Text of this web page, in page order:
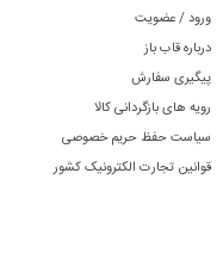
ورود / عضویت
درباره قاب باز
پیگیری سفارش
رویه های بازگردانی کالا
سیاست حفظ حریم خصوصی
قوانین تجارت الکترونیک کشور